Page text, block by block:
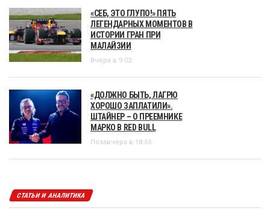
«СЕБ, ЭТО ГЛУПО!» ПЯТЬ
ЛЕГЕНДАРНЫХ МОМЕНТОВ В
ИСТОРИИ ГРАН ПРИ
МАЛАЙЗИИ
Вчера в 9:02
«ДОЛЖНО БЫТЬ, ЛАГРЮ
ХОРОШО ЗАПЛАТИЛИ».
ШТАЙНЕР – О ПРЕЕМНИКЕ
МАРКО В RED BULL
Позавчера в 18:55
СТАТЬИ И АНАЛИТИКА